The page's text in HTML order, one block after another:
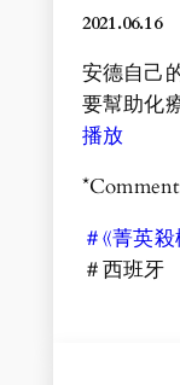
2021.06.16
安德自己
要幫助化
播放
＃《菁英
＃西班牙